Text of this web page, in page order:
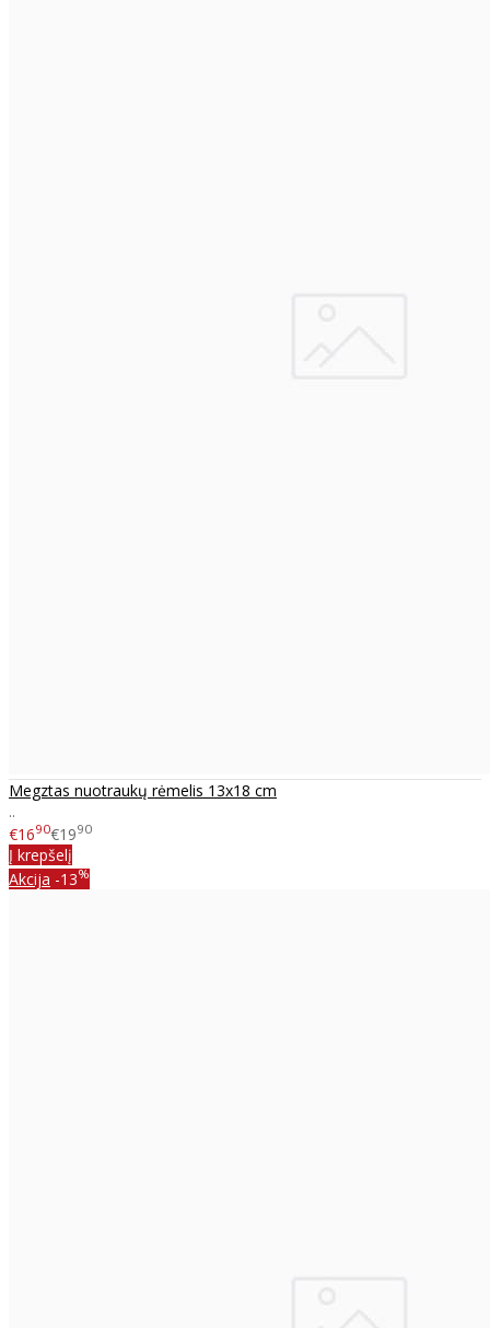
Megztas nuotraukų rėmelis 13x18 cm
..
€1690€1990
Į krepšelį
Akcija -13%